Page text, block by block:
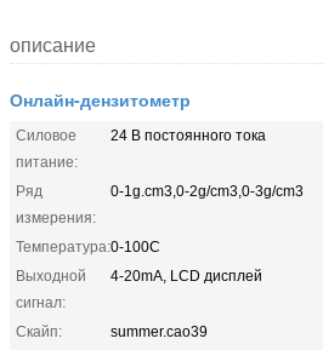
описание
Онлайн-дензитометр
Силовое
питание:
24 В постоянного тока
Ряд
измерения:
0-1g.cm3,0-2g/cm3,0-3g/cm3
Температура:0-100C
Выходной
сигнал:
4-20mA, LCD дисплей
Скайп:
summer.cao39